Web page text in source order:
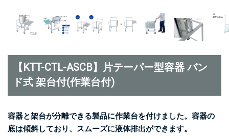
【KTT-CTL-ASCB】片テーパー型容器 バン
ド式 架台付(作業台付)
容器と架台が分離できる製品に作業台を付けました。容器の
底は傾斜しており、スムーズに液体排出ができます。